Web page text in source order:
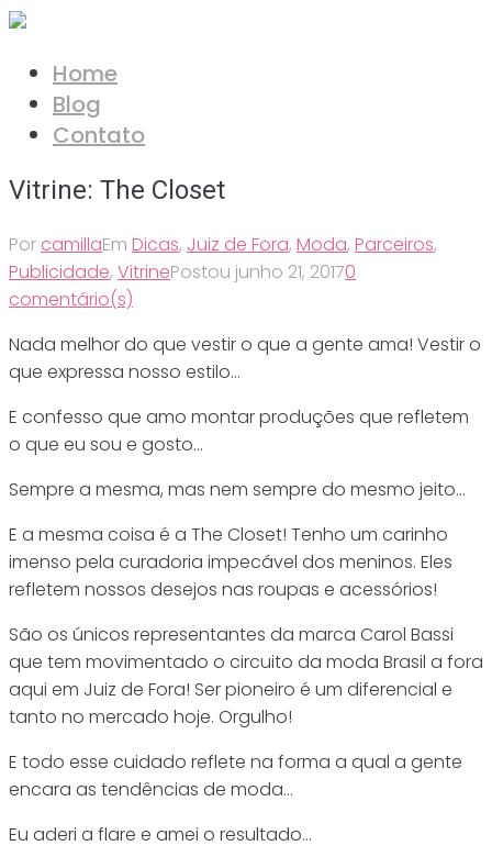
Ir
conteúdo
Home
Blog
Contato
Vitrine: The Closet
Por camillaEm Dicas, Juiz de Fora, Moda, Parceiros,
Publicidade, VitrinePostou junho 21, 20170
comentário(s)
Nada melhor do que vestir o que a gente ama! Vestir o
que expressa nosso estilo…
E confesso que amo montar produções que refletem
o que eu sou e gosto…
Sempre a mesma, mas nem sempre do mesmo jeito…
E a mesma coisa é a The Closet! Tenho um carinho
imenso pela curadoria impecável dos meninos. Eles
refletem nossos desejos nas roupas e acessórios!
São os únicos representantes da marca Carol Bassi
que tem movimentado o circuito da moda Brasil a fora
aqui em Juiz de Fora! Ser pioneiro é um diferencial e
tanto no mercado hoje. Orgulho!
E todo esse cuidado reflete na forma a qual a gente
encara as tendências de moda…
Eu aderi a flare e amei o resultado…